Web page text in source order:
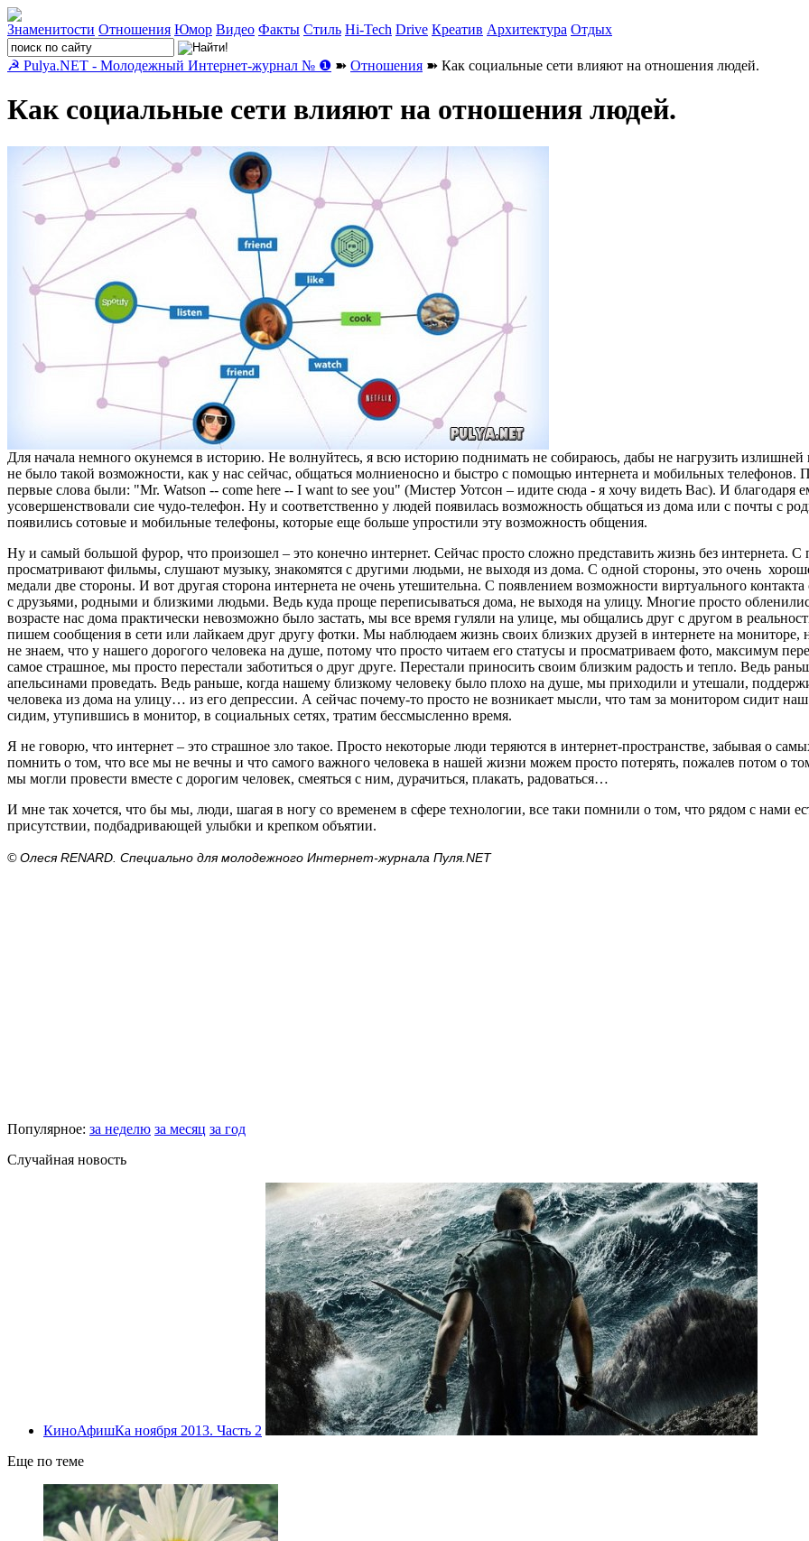
Знаменитости Отношения Юмор Видео Факты Стиль Hi-Tech Drive Креатив Архитектура Отдых
☭ Pulya.NET - Молодежный Интернет-журнал № ❶ ➽ Отношения ➽ Как социальные сети влияют на отношения людей.
Как социальные сети влияют на отношения людей.
Для начала немного окунемся в историю. Не волнуйтесь, я всю историю поднимать не собираюсь, дабы не нагрузить
не было такой возможности, как у нас сейчас, общаться молниеносно и быстро с помощью интернета и мобильных телефонов.
первые слова были: "Mr. Watson -- come here -- I want to see you" (Мистер Уотсон – идите сюда - я хочу видеть Вас). И благодаря
усовершенствовали сие чудо-телефон. Ну и соответственно у людей появилась возможность общаться из дома или с почты с
появились сотовые и мобильные телефоны, которые еще больше упростили эту возможность общения.
Ну и самый большой фурор, что произошел – это конечно интернет. Сейчас просто сложно представить жизнь без интернета.
просматривают фильмы, слушают музыку, знакомятся с другими людьми, не выходя из дома. С одной стороны, это очень
медали две стороны. И вот другая сторона интернета не очень утешительна. С появлением возможности виртуального
с друзьями, родными и близкими людьми. Ведь куда проще переписываться дома, не выходя на улицу. Многие просто
возрасте нас дома практически невозможно было застать, мы все время гуляли на улице, мы общались друг с другом в
пишем сообщения в сети или лайкаем друг другу фотки. Мы наблюдаем жизнь своих близких друзей в интернете на
не знаем, что у нашего дорогого человека на душе, потому что просто читаем его статусы и просматриваем фото, максимум
самое страшное, мы просто перестали заботиться о друг друге. Перестали приносить своим близким радость и тепло. Ведь
апельсинами проведать. Ведь раньше, когда нашему близкому человеку было плохо на душе, мы приходили и утешали,
человека из дома на улицу… из его депрессии. А сейчас почему-то просто не возникает мысли, что там за монитором сидит
сидим, утупившись в монитор, в социальных сетях, тратим бессмысленно время.
Я не говорю, что интернет – это страшное зло такое. Просто некоторые люди теряются в интернет-пространстве, забывая о
помнить о том, что все мы не вечны и что самого важного человека в нашей жизни можем просто потерять, пожалев потом о
мы могли провести вместе с дорогим человек, смеяться с ним, дурачиться, плакать, радоваться…
И мне так хочется, что бы мы, люди, шагая в ногу со временем в сфере технологии, все таки помнили о том, что рядом с нами
присутствии, подбадривающей улыбки и крепком объятии.
© Олеся RENARD. Специально для молодежного Интернет-журнала Пуля.NET
Популярное: за неделю за месяц за год
Случайная новость
КиноАфишКа ноября 2013. Часть 2
Еще по теме